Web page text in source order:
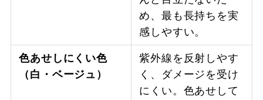
め、最も長持ちを実
感しやすい。
色あせしにくい色
（白・ベージュ）
紫外線を反射しやす
く、ダメージを受け
にくい。色あせして